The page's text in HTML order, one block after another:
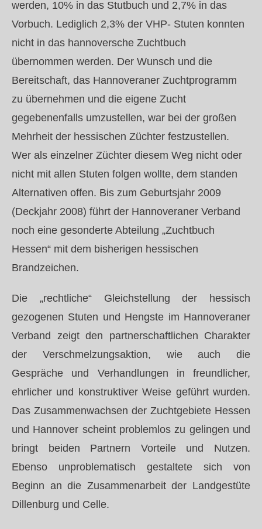
werden, 10% in das Stutbuch und 2,7% in das
Vorbuch. Lediglich 2,3% der VHP- Stuten konnten
nicht in das hannoversche Zuchtbuch
übernommen werden. Der Wunsch und die
Bereitschaft, das Hannoveraner Zuchtprogramm
zu übernehmen und die eigene Zucht
gegebenenfalls umzustellen, war bei der großen
Mehrheit der hessischen Züchter festzustellen.
Wer als einzelner Züchter diesem Weg nicht oder
nicht mit allen Stuten folgen wollte, dem standen
Alternativen offen. Bis zum Geburtsjahr 2009
(Deckjahr 2008) führt der Hannoveraner Verband
noch eine gesonderte Abteilung „Zuchtbuch
Hessen“ mit dem bisherigen hessischen
Brandzeichen.
Die „rechtliche“ Gleichstellung der hessisch
gezogenen Stuten und Hengste im Hannoveraner
Verband zeigt den partnerschaftlichen Charakter
der Verschmelzungsaktion, wie auch die
Gespräche und Verhandlungen in freundlicher,
ehrlicher und konstruktiver Weise geführt wurden.
Das Zusammenwachsen der Zuchtgebiete Hessen
und Hannover scheint problemlos zu gelingen und
bringt beiden Partnern Vorteile und Nutzen.
Ebenso unproblematisch gestaltete sich von
Beginn an die Zusammenarbeit der Landgestüte
Dillenburg und Celle.